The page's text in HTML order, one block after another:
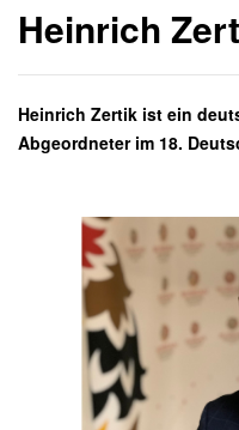
Heinrich
Heinrich Zertik ist ein
Abgeordneter im 18.